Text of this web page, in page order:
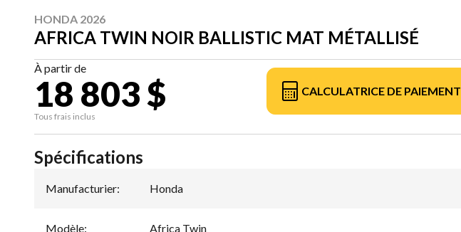
HONDA 2026
AFRICA TWIN NOIR BALLISTIC MAT MÉTALLISÉ
À partir de
18 803 $
Tous frais inclus
CALCULATRICE DE PAIEMENT
Spécifications
Manufacturier: Honda
Modèle: Africa Twin